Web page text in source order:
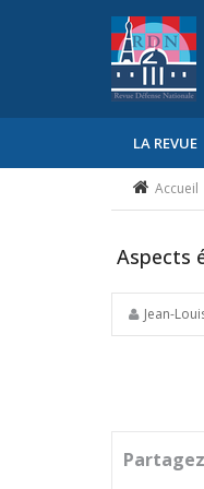
LA REVUE
Accueil
Aspects
Jean-